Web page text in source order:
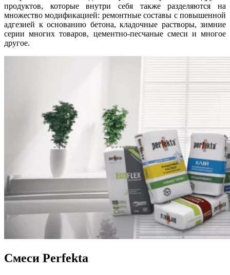
продуктов, которые внутри себя также разделяются на
множество модификацией: ремонтные составы с повышенной
адгезией к основанию бетона, кладочные растворы, зимние
серии многих товаров, цементно-песчаные смеси и многое
другое.
Смеси Perfekta